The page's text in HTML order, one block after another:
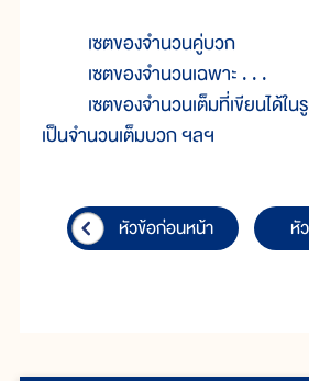
เซตของจำนวนคู่บวก
เซตของจำนวนเฉพาะ . . .
เซตของจำนวนเต็มที่เขียนได้ในรู
เป็นจำนวนเต็มบวก ฯลฯ
หัวข้อก่อนหน้า หั